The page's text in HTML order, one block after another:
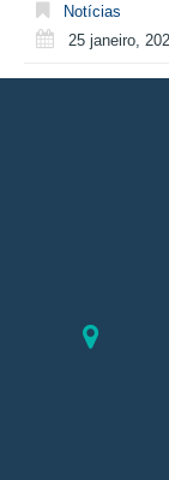
Notícias
25 janeiro,